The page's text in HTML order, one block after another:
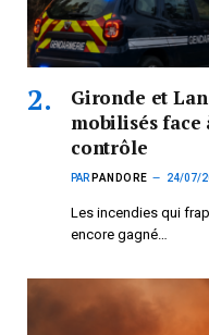
Gironde et
mobilisés face
contrôle
PAR PANDORE 24/07/
Les incendies qui
encore gagné…